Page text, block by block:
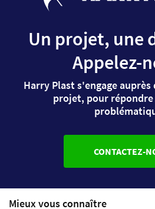
Un projet, une
Appelez-
Harry Plast s'engage
projet, pour
CONTACTEZ-
Mieux vous connaître